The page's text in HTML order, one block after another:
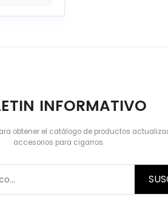
INFORMATIVO
obtener el catálogo de productos
accesorios para cigarros.